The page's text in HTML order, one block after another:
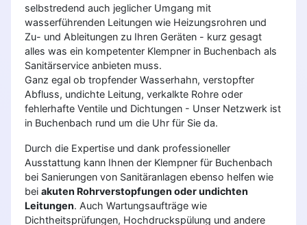
selbstredend auch jeglicher Umgang mit
wasserführenden Leitungen wie Heizungsrohren und
Zu- und Ableitungen zu Ihren Geräten - kurz gesagt
alles was ein kompetenter Klempner in Buchenbach als
Sanitärservice anbieten muss.
Ganz egal ob tropfender Wasserhahn, verstopfter
Abfluss, undichte Leitung, verkalkte Rohre oder
fehlerhafte Ventile und Dichtungen - Unser Netzwerk ist
in Buchenbach rund um die Uhr für Sie da.
Durch die Expertise und dank professioneller
Ausstattung kann Ihnen der Klempner für Buchenbach
bei Sanierungen von Sanitäranlagen ebenso helfen wie
bei akuten Rohrverstopfungen oder undichten
Leitungen. Auch Wartungsaufträge wie
Dichtheitsprüfungen, Hochdruckspülung und andere